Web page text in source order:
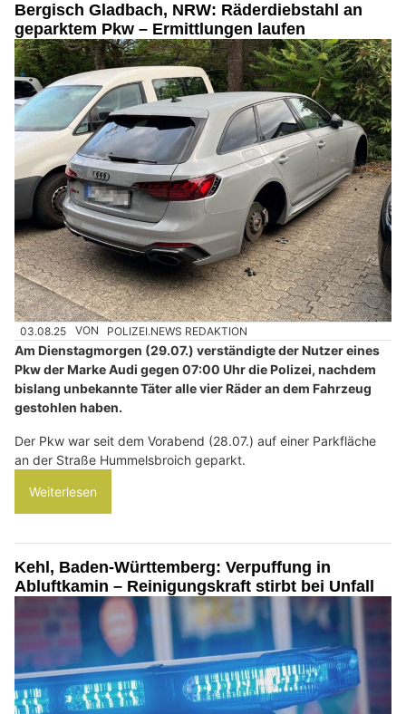
Bergisch Gladbach, NRW: Räderdiebstahl an
geparktem Pkw – Ermittlungen laufen
03.08.25 VON POLIZEI.NEWS REDAKTION
Am Dienstagmorgen (29.07.) verständigte der Nutzer eines
Pkw der Marke Audi gegen 07:00 Uhr die Polizei, nachdem
bislang unbekannte Täter alle vier Räder an dem Fahrzeug
gestohlen haben.
Der Pkw war seit dem Vorabend (28.07.) auf einer Parkfläche
an der Straße Hummelsbroich geparkt.
Weiterlesen
Kehl, Baden-Württemberg: Verpuffung in
Abluftkamin – Reinigungskraft stirbt bei Unfall